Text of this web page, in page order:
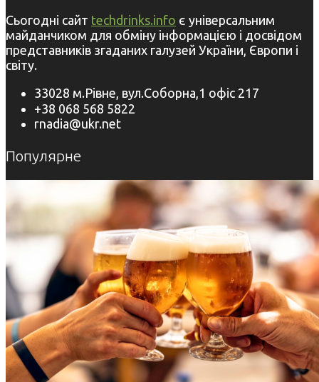
Сьогодні сайт techdrinks.info є універсальним
майданчиком для обміну інформацією і досвідом
представників згаданих галузей України, Європи і
світу.
33028 м.Рівне, вул.Соборна,1 офіс 217
+38 068 568 5822
rnadia@ukr.net
Популярне